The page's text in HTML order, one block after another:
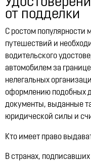
от подделки
С ростом
путешествий и
водительского
автомобилем за
нелегальных
оформлению подобных
документы, выданные
юридической силы и
Кто имеет право
В странах, подписавших
07:46, 15.07.2026 5935